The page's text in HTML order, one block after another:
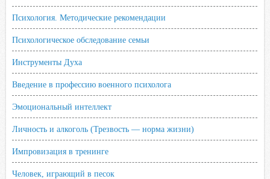
Психология. Методические рекомендации
Психологическое обследование семьи
Инструменты Духа
Введение в профессию военного психолога
Эмоциональный интеллект
Личность и алкоголь (Трезвость — норма жизни)
Импровизация в тренинге
Человек, играющий в песок